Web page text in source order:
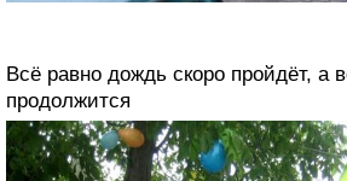
Всё равно дождь скоро пройдёт, а
продолжится